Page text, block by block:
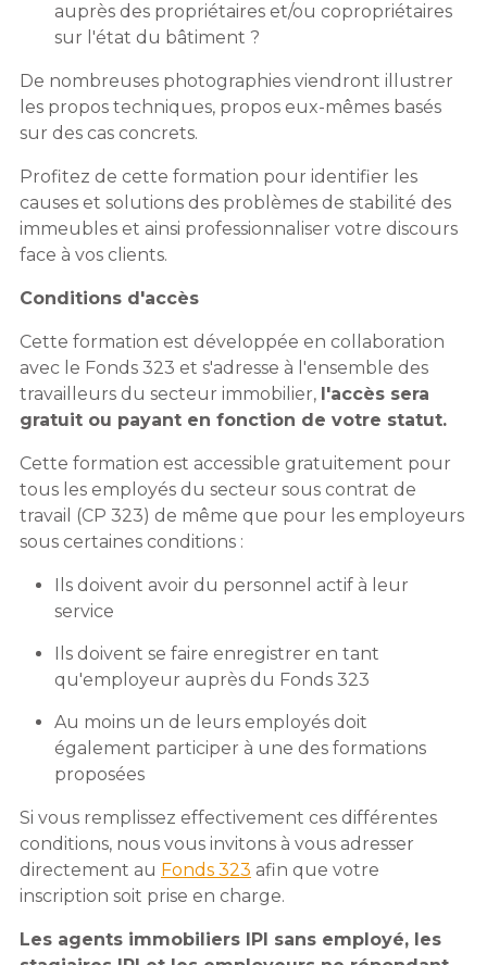
auprès des propriétaires et/ou copropriétaires
sur l'état du bâtiment ?
De nombreuses photographies viendront illustrer
les propos techniques, propos eux-mêmes basés
sur des cas concrets.
Profitez de cette formation pour identifier les
causes et solutions des problèmes de stabilité des
immeubles et ainsi professionnaliser votre discours
face à vos clients.
Conditions d'accès
Cette formation est développée en collaboration
avec le Fonds 323 et s'adresse à l'ensemble des
travailleurs du secteur immobilier, l'accès sera
gratuit ou payant en fonction de votre statut.
Cette formation est accessible gratuitement pour
tous les employés du secteur sous contrat de
travail (CP 323) de même que pour les employeurs
sous certaines conditions :
Ils doivent avoir du personnel actif à leur
service
Ils doivent se faire enregistrer en tant
qu'employeur auprès du Fonds 323
Au moins un de leurs employés doit
également participer à une des formations
proposées
Si vous remplissez effectivement ces différentes
conditions, nous vous invitons à vous adresser
directement au Fonds 323 afin que votre
inscription soit prise en charge.
Les agents immobiliers IPI sans employé, les